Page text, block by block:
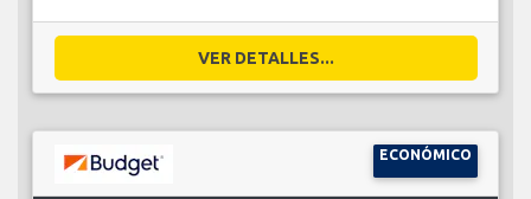
VER DETALLES...
ECONÓMICO